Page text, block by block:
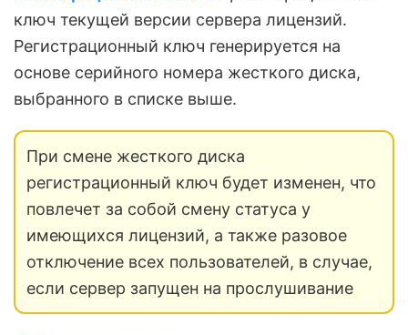
ключ текущей версии сервера лицензий.
Регистрационный ключ генерируется на
основе серийного номера жесткого диска,
выбранного в списке выше.
При смене жесткого диска
регистрационный ключ будет изменен, что
повлечет за собой смену статуса у
имеющихся лицензий, а также разовое
отключение всех пользователей, в случае,
если сервер запущен на прослушивание